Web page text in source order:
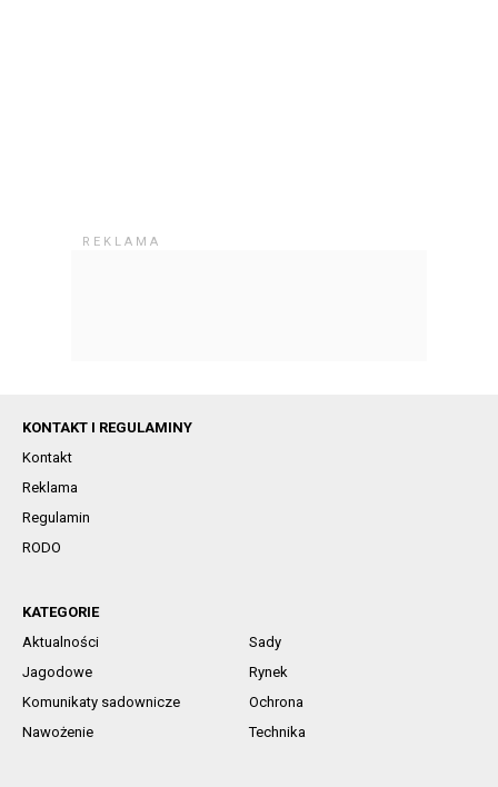
KONTAKT I REGULAMINY
Kontakt
Reklama
Regulamin
RODO
KATEGORIE
Aktualności
Sady
Jagodowe
Rynek
Komunikaty sadownicze
Ochrona
Nawożenie
Technika